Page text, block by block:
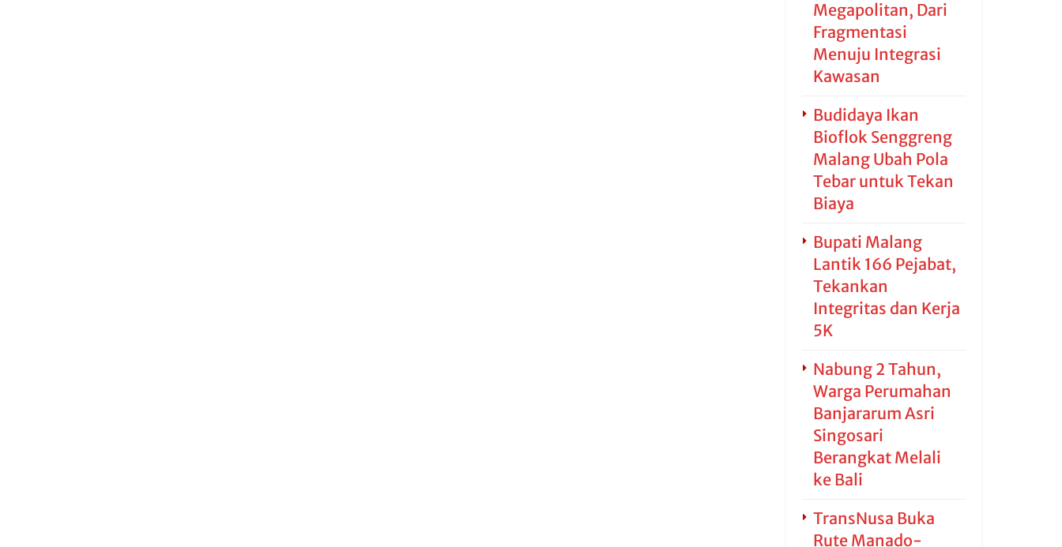
Megapolitan, Dari
Fragmentasi
Menuju Integrasi
Kawasan
Budidaya Ikan
Bioflok Senggreng
Malang Ubah Pola
Tebar untuk Tekan
Biaya
Bupati Malang
Lantik 166 Pejabat,
Tekankan
Integritas dan Kerja
5K
Nabung 2 Tahun,
Warga Perumahan
Banjararum Asri
Singosari
Berangkat Melali
ke Bali
TransNusa Buka
Rute Manado-